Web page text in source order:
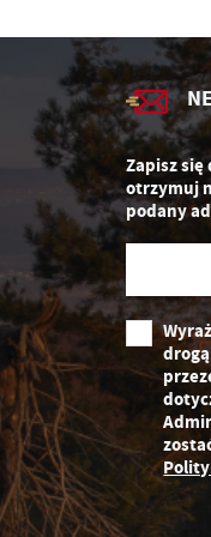
Zapisz
otrzymuj
podany